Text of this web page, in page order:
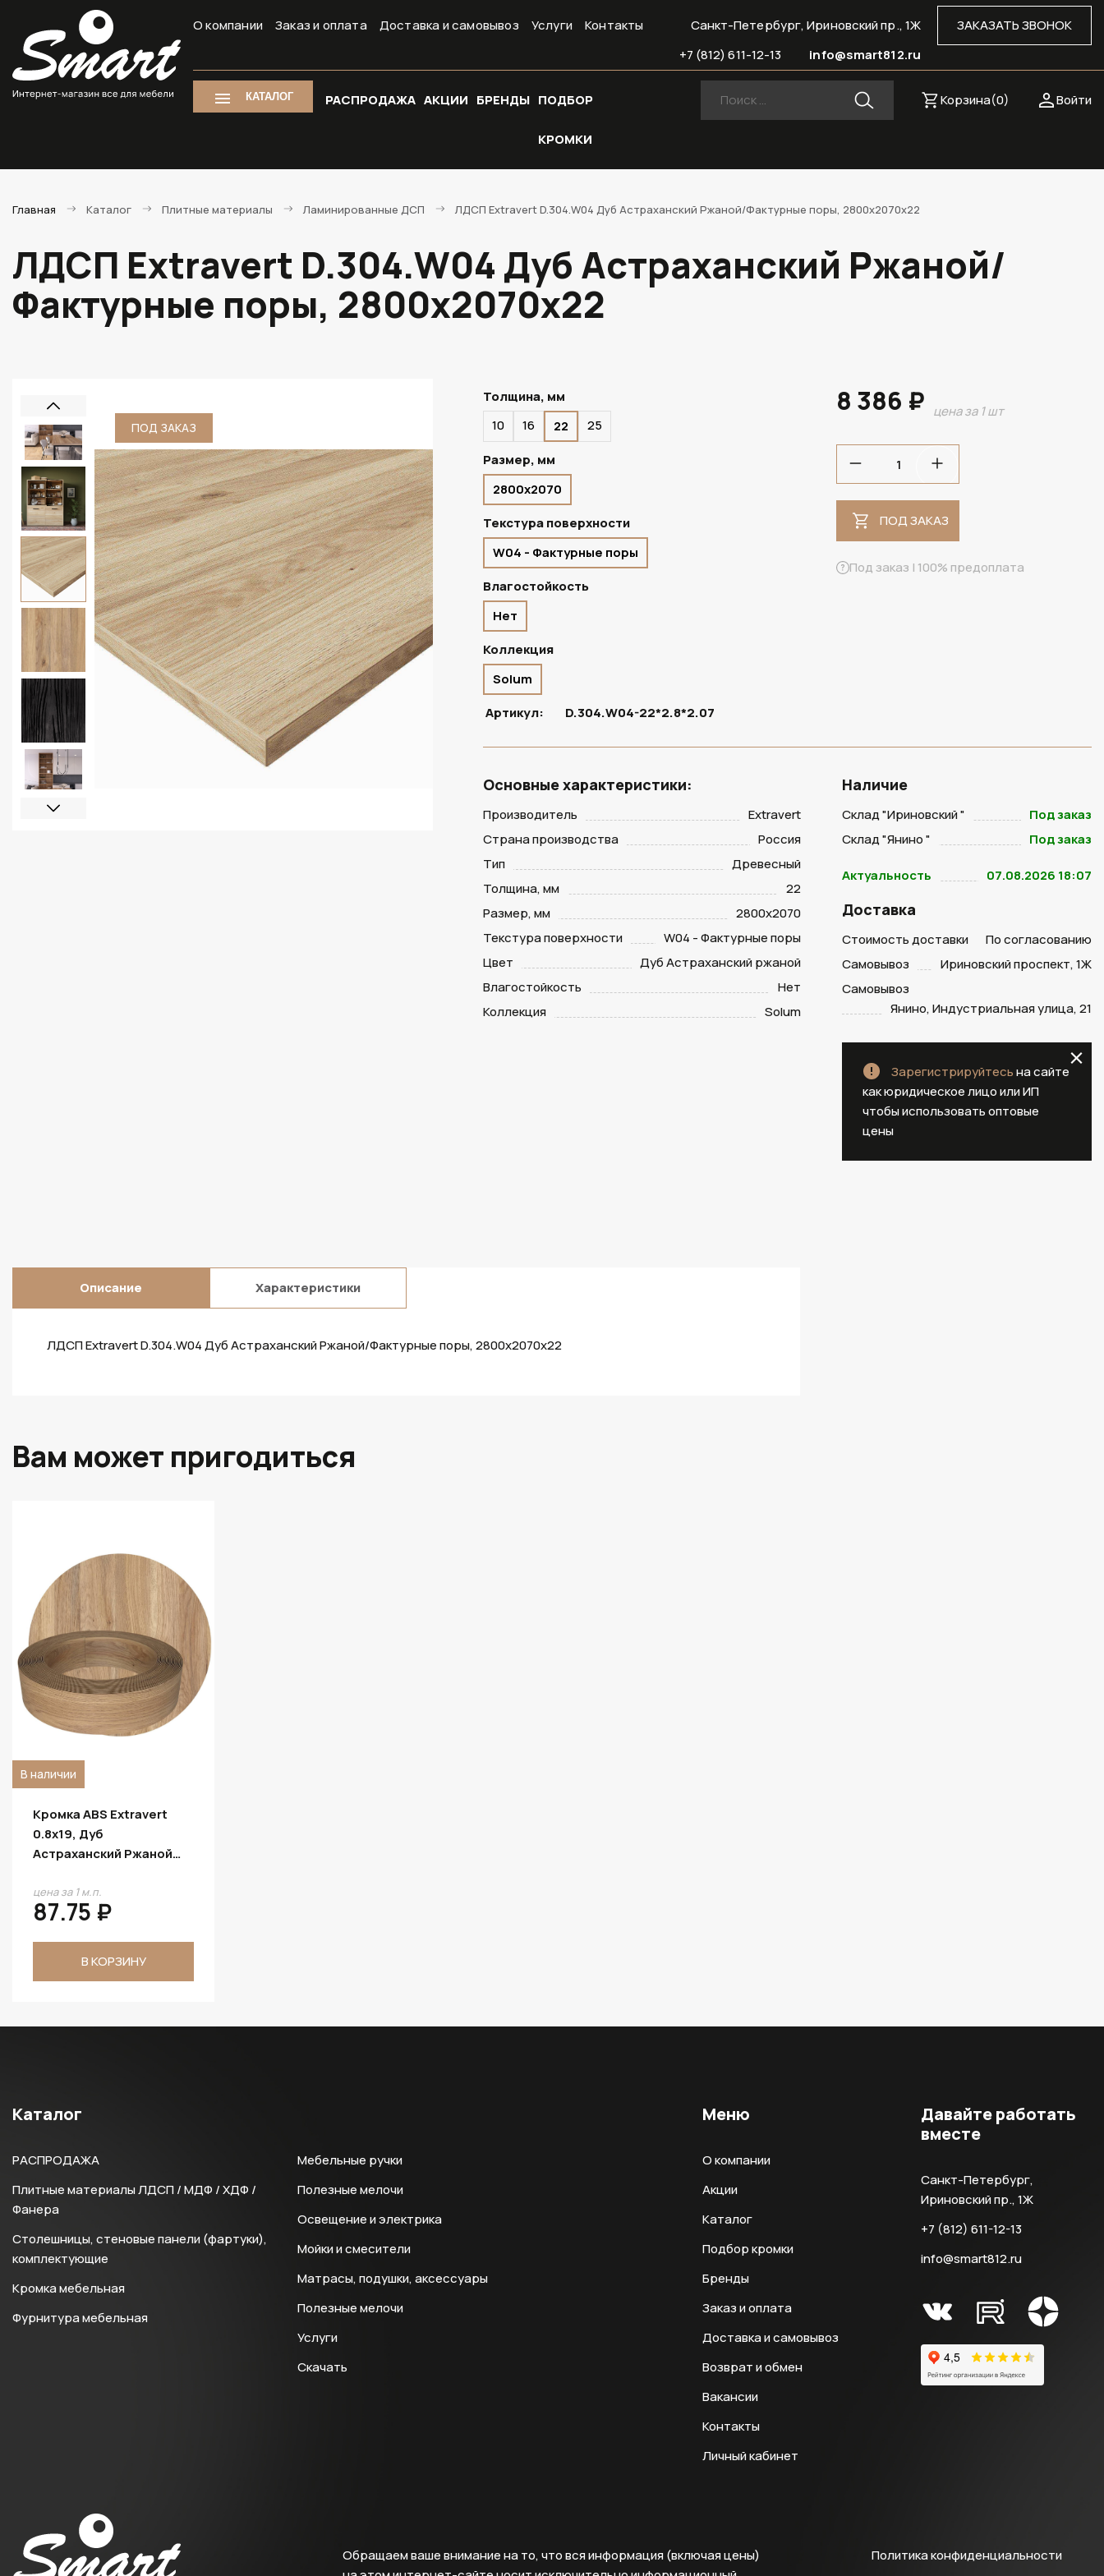
О компании Заказ и оплата Доставка и самовывоз Услуги Контакты ЗАКАЗАТЬ ЗВОНОК
Санкт-Петербург, Ириновский пр., 1Ж
info@smart812.ru
+7 (812) 611-12-13
КАТАЛОГ РАСПРОДАЖА АКЦИИ БРЕНДЫ ПОДБОР
КРОМКИ
Войти
Корзина(0)
Главная Каталог Плитные материалы Ламинированные ДСП ЛДСП Extravert D.304.W04 Дуб Астраханский Ржаной/Фактурные поры, 2800х2070х22
ЛДСП Extravert D.304.W04 Дуб Астраханский Ржаной/
Фактурные поры, 2800х2070х22
ПОД ЗАКАЗ ПОД ЗАКАЗ
Толщина, мм
10
16 22
25
Размер, мм
2800х2070
Текстура поверхности
W04 - Фактурные поры
Влагостойкость
Нет
Коллекция
Solum
Артикул:
D.304.W04-22*2.8*2.07
8 386 ₽ цена за 1 шт
ПОД ЗАКАЗ
Под заказ | 100% предоплата
Основные характеристики:
Производитель
Extravert
Страна производства
Россия
Тип
Древесный
Толщина, мм
22
Размер, мм
2800х2070
Текстура поверхности
W04 - Фактурные поры
Цвет
Дуб Астраханский ржаной
Влагостойкость
Нет
Коллекция
Solum
Наличие
Склад "Ириновский "
Под заказ
Склад "Янино "
Под заказ
Актуальность 07.08.2026 18:07
Доставка
Стоимость доставки
По согласованию
Самовывоз
Ириновский проспект, 1Ж
Самовывоз
Янино, Индустриальная улица, 21
Зарегистрируйтесьна сайте
как юридическое лицо или ИП
чтобы использовать оптовые
цены
Описание Характеристики
ЛДСП Extravert D.304.W04 Дуб Астраханский Ржаной/Фактурные поры, 2800х2070х22
Вам может пригодиться
В наличии
Кромка ABS Extravert
0.8х19, Дуб
Астраханский Ржаной
цена за 1 м.п.
87.75 ₽
В КОРЗИНУ
Каталог
РАСПРОДАЖА
Плитные материалы ЛДСП / МДФ / ХДФ /
Фанера
Столешницы, стеновые панели (фартуки),
комплектующие
Кромка мебельная
Фурнитура мебельная
Мебельные ручки
Полезные мелочи
Освещение и электрика
Мойки и смесители
Матрасы, подушки, аксессуары
Полезные мелочи
Услуги
Скачать
Меню
О компании
Акции
Каталог
Подбор кромки
Бренды
Заказ и оплата
Доставка и самовывоз
Возврат и обмен
Вакансии
Контакты
Личный кабинет
Давайте работать
вместе
Санкт-Петербург,
Ириновский пр., 1Ж
+7 (812) 611-12-13
info@smart812.ru
Политика конфиденциальности
Обращаем ваше внимание на то, что вся информация (включая цены)